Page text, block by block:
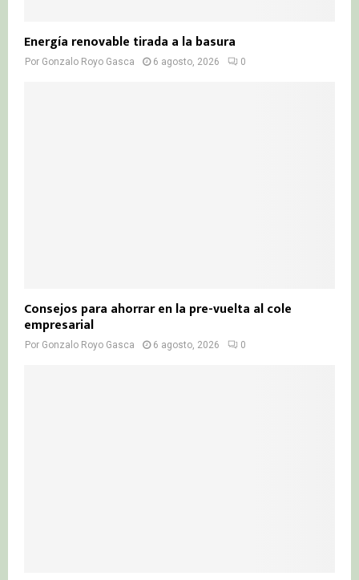
Energía renovable tirada a la basura
Por Gonzalo Royo Gasca 6 agosto, 2026 0
Consejos para ahorrar en la pre-vuelta al cole
empresarial
Por Gonzalo Royo Gasca 6 agosto, 2026 0